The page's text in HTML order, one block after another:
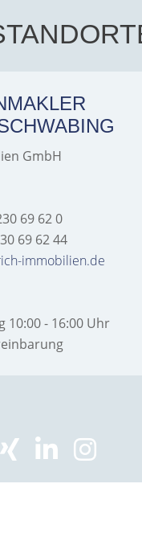
GmbH
69 62 0
69 62 44
immobilien.de
10:00 - 16:00 Uhr